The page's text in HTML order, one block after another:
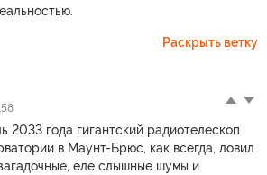
Раскрыть ветку
2033 года гигантский радиотелескоп
в Маунт-Брюс, как всегда, ловил
еле слышные шумы и